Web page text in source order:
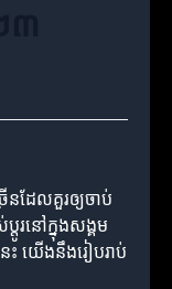
នដែលគួរឲ្យចាប់
ប្តូរនៅក្នុងសង្គម
យើងនឹងរៀបរាប់